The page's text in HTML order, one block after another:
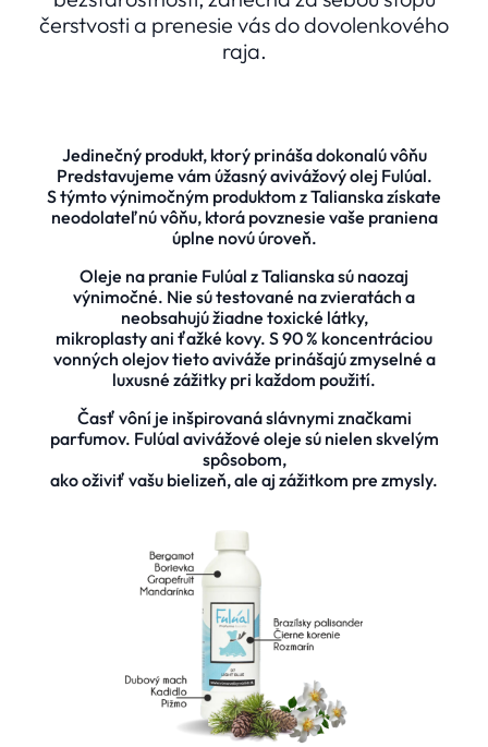
čerstvosti a prenesie vás do dovolenkového
raja.
Jedinečný produkt, ktorý prináša dokonalú vôňu
Predstavujeme vám úžasný avivážový olej Fulúal.
S týmto výnimočným produktom z Talianska získate
neodolateľnú vôňu, ktorá povznesie vaše praniena
úplne novú úroveň.
Oleje na pranie Fulúal z Talianska sú naozaj
výnimočné. Nie sú testované na zvieratách a
neobsahujú žiadne toxické látky,
mikroplasty ani ťažké kovy. S 90 % koncentráciou
vonných olejov tieto aviváže prinášajú zmyselné a
luxusné zážitky pri každom použití.
Časť vôní je inšpirovaná slávnymi značkami
parfumov. Fulúal avivážové oleje sú nielen skvelým
spôsobom,
ako oživiť vašu bielizeň, ale aj zážitkom pre zmysly.